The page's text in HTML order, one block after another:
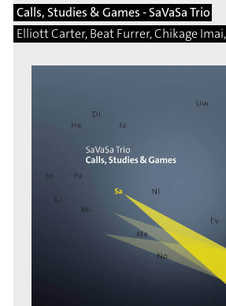
Calls, Studies & Games - SaVaSa Trio